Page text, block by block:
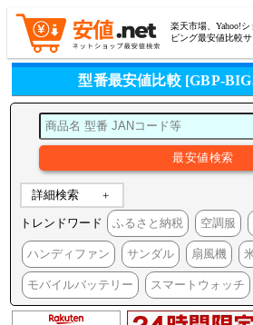
楽天市場、Yahoo!
ピング最安値比較
型番最安値比較 [GBP-
詳細検索
トレンドワード ふるさと納税 空調服
ハンディファン サンダル 扇風機
モバイルバッテリー スマートウォッチ